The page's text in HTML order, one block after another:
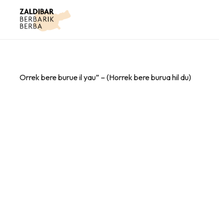
Orrek bere burue il yau” – (Horrek bere burua hil du)